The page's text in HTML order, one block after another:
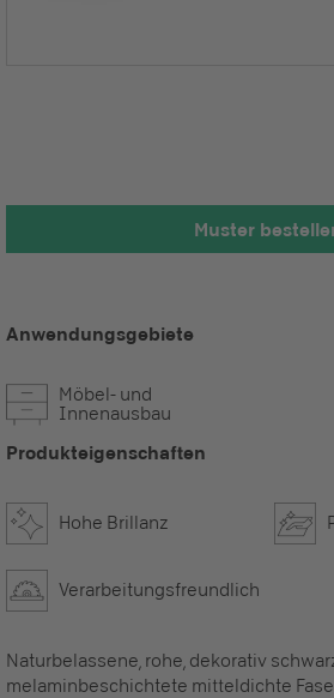
Muster
Anwendungsgebiete
Möbel- und
Innenausbau
Produkteigenschaften
Hohe Brillanz
Verarbeitungsfreundlich
Naturbelassene, rohe, dekorativ
melaminbeschichtete mitteldichte